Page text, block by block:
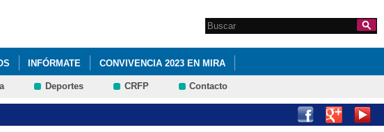
Formulario de
búsqueda
Search this site
INFÓRMATE CONVIVENCIA 2023 EN MIRA
NAVIDEÑA DEL CRA FUENTE VIEJA
Deportes CRFP Contacto